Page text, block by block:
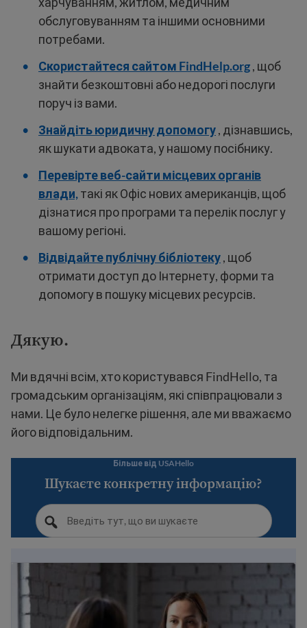
обслуговуванням та іншими основними
потребами.
Скористайтеся сайтом FindHelp.org, щоб
знайти безкоштовні або недорогі послуги
поруч із вами.
Знайдіть юридичну допомогу, дізнавшись,
як шукати адвоката, у нашому посібнику.
Перевірте веб-сайти місцевих органів
влади, такі як Офіс нових американців, щоб
дізнатися про програми та перелік послуг у
вашому регіоні.
Відвідайте публічну бібліотеку, щоб
отримати доступ до Інтернету, форми та
допомогу в пошуку місцевих ресурсів.
Дякую.
Ми вдячні всім, хто користувався FindHello, та
громадським організаціям, які співпрацювали з
нами. Це було нелегке рішення, але ми вважаємо
його відповідальним.
Більше від USAHello
Шукаєте конкретну інформацію?
Як знайти безоплатного імміграційного юриста